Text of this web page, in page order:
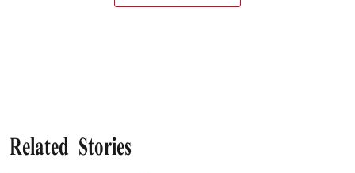
Related Stories